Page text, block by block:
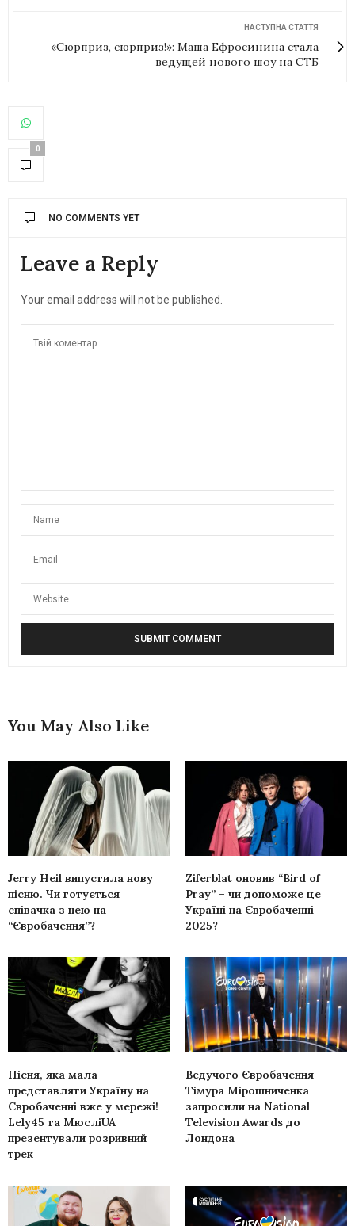
НАСТУПНА СТАТТЯ
«Сюрприз, сюрприз!»: Маша Ефросинина стала
ведущей нового шоу на СТБ
0
NO COMMENTS YET
Leave a Reply
Your email address will not be published.
You May Also Like
Jerry Heil випустила нову
пісню. Чи готується
співачка з нею на
“Євробачення”?
Ziferblat оновив “Bird of
Pray” – чи допоможе це
Україні на Євробаченні
2025?
Пісня, яка мала
представляти Україну на
Євробаченні вже у мережі!
Lely45 та МюсліUA
презентували розривний
трек
Ведучого Євробачення
Тімура Мірошниченка
запросили на National
Television Awards до
Лондона